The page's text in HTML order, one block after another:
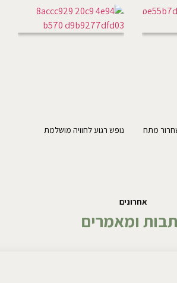
מתח נופש רגוע לחוויה מושלמת
אחרונים
ומאמרים